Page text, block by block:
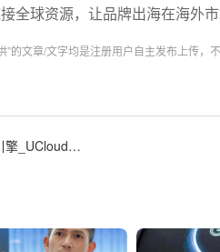
全球资源，让品牌出海在海外市
的文章/文字均是注册用户自主发布上传
小渔夫20周年 _ 巨头云集，Google_火山引擎_UCloud齐送祝福，共拓品牌出海新航程！